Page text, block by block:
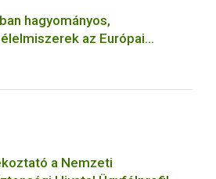
hagyományos,
az Európai
a Nemzeti